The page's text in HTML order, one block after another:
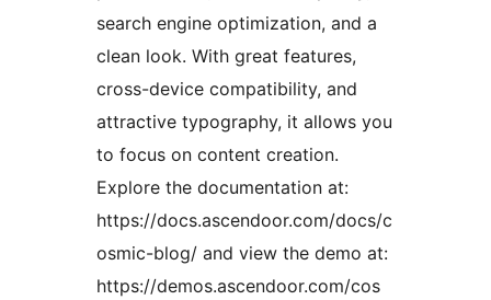
search engine optimization, and a
clean look. With great features,
cross-device compatibility, and
attractive typography, it allows you
to focus on content creation.
Explore the documentation at:
https://docs.ascendoor.com/docs/c
osmic-blog/ and view the demo at:
https://demos.ascendoor.com/cos